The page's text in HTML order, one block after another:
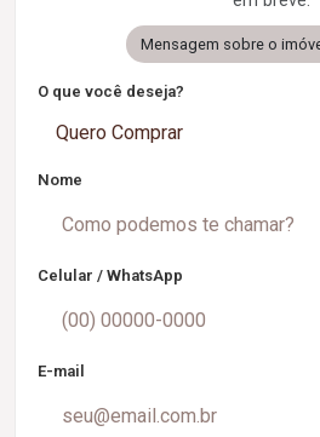
Mensagem sobre o
O que você deseja?
Quero Comprar
Nome
Celular / WhatsApp
E-mail